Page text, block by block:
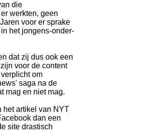
die
werkten, geen
voor er sprake
het jongens-onder-
dat zij dus ook een
voor de content
om
saga na de
mag en niet mag.
het artikel van NYT
dan een
site drastisch